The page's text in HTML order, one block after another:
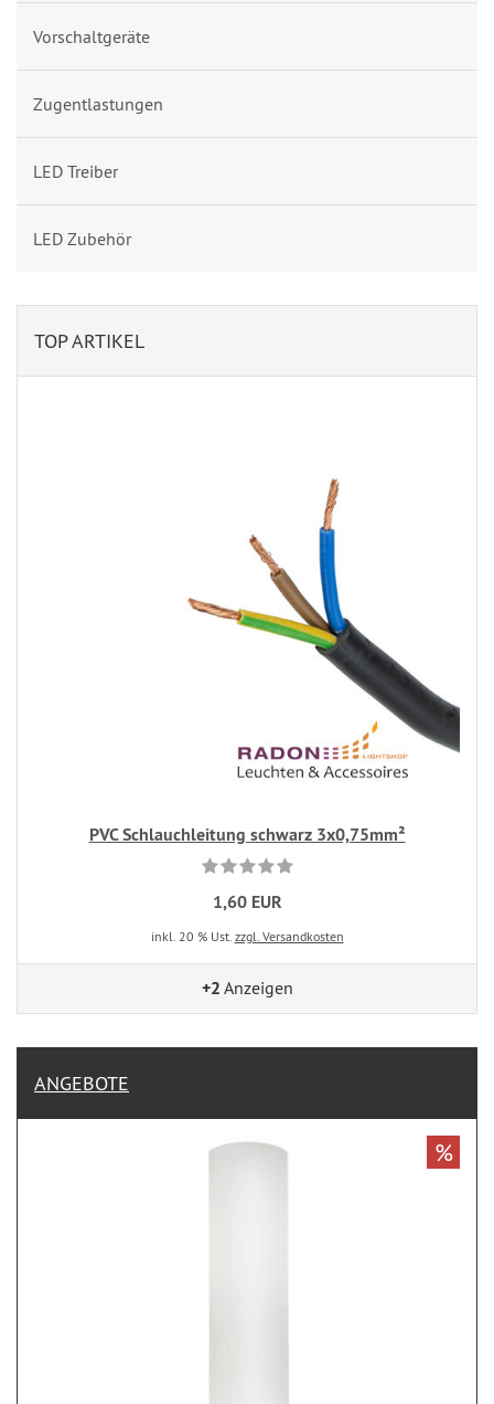
Vorschaltgeräte
Zugentlastungen
LED Treiber
LED Zubehör
TOP ARTIKEL
PVC Schlauchleitung schwarz 3x0,75mm²
1,60 EUR
inkl. 20 % Ust. zzgl. Versandkosten
+2 Anzeigen
ANGEBOTE
%